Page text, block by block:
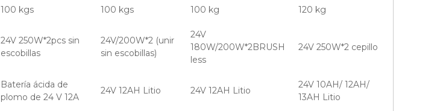
100 kgs 100 kgs 100 kg 120 kg
24V 250W*2pcs sin
escobillas
24V/200W*2 (unir
sin escobillas)
24V
180W/200W*2BRUSH
less
24V 250W*2 cepillo
Batería ácida de
plomo de 24 V 12A
24V 12AH Litio 24V 12AH Litio
24V 10AH/ 12AH/
13AH Litio